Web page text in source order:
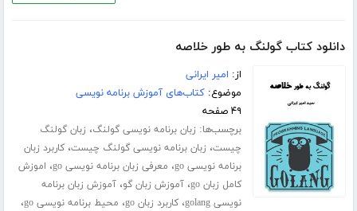
دانلود کتاب گولنگ به طور خلاصه
از: امیر ایرانی
موضوع:کتاب‌های آموزش برنامه نویسی
۴۹ صفحه
برچسب‌ها: زبان برنامه نویسی گولنگ، زبان گولنگ
چیست، زبان برنامه نویسی گولنگ چیست،کاربرد زبان
برنامه نویسی go
، معرفی زبان برنامه نویسی go ، اموزش
کامل زبان go
،آموزش زبان گو،آموزش زبان برنامه
نویسی golang
،کاربرد زبان go ، محیط برنامه نویسی go ،